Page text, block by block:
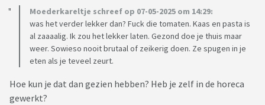
Moederkareltje schreef op 07-05-2025 om 14:29:
was het verder lekker dan? Fuck die tomaten. Kaas en pasta is
al zaaaalig. Ik zou het lekker laten. Gezond doe je thuis maar
weer. Sowieso nooit brutaal of zeikerig doen. Ze spugen in je
eten als je teveel zeurt.
Hoe kun je dat dan gezien hebben? Heb je zelf in de horeca
gewerkt?